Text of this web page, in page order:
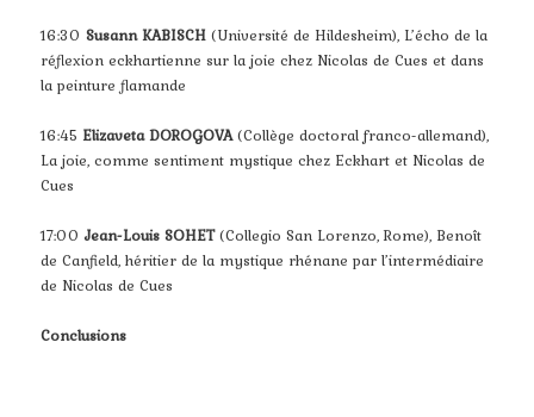
16:30Susann KABISCH (Université de Hildesheim), L’écho de la
réflexion eckhartienne sur la joie chez Nicolas de Cues et dans
la peinture flamande
16:45 Elizaveta DOROGOVA(Collège doctoral franco-allemand),
La joie, comme sentiment mystique chez Eckhart et Nicolas de
Cues
17:00 Jean-Louis SOHET(Collegio San Lorenzo, Rome), Benoît
de Canfield, héritier de la mystique rhénane par l’intermédiaire
de Nicolas de Cues
Conclusions